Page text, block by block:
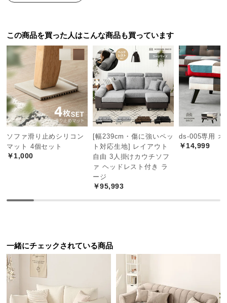
て
開
梱
置
サ
ー
ビ
ス
に
つ
路
に
この商品を買った人はこんな商品も買っています
ソファ滑り止めシリコン
マット 4個セット
￥1,000
[幅239cm・傷に強いペッ
ト対応生地] レイアウト
自由 3人掛けカウチソフ
ァ ヘッドレスト付き ラ
ージ
￥95,993
ds-005専用 オ
￥14,999
一緒にチェックされている商品